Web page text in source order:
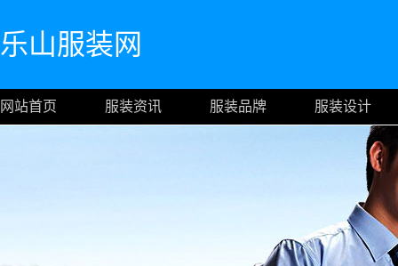
乐山服装网
网站首页 服装资讯 服装品牌 服装设计